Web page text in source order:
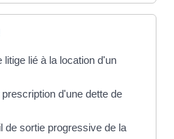
lié à la location d'un
d'une dette de
de sortie progressive de la